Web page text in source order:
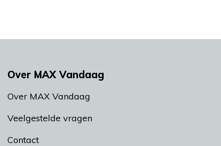
Over MAX Vandaag
Over MAX Vandaag
Veelgestelde vragen
Contact